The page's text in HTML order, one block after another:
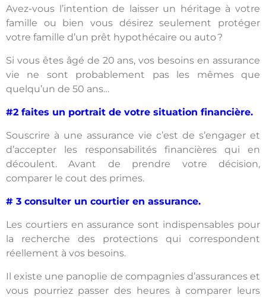
Avez-vous l’intention de laisser un héritage à votre
famille ou bien vous désirez seulement protéger
votre famille d’un prêt hypothécaire ou auto ?
Si vous êtes âgé de 20 ans, vos besoins en assurance
vie ne sont probablement pas les mêmes que
quelqu’un de 50 ans…
#2 faites un portrait de votre situation financière.
Souscrire à une assurance vie c’est de s’engager et
d’accepter les responsabilités financières qui en
découlent. Avant de prendre votre décision,
comparer le cout des primes.
# 3 consulter un courtier en assurance.
Les courtiers en assurance sont indispensables pour
la recherche des protections qui correspondent
réellement à vos besoins.
Il existe une panoplie de compagnies d’assurances et
vous pourriez passer des heures à comparer leurs